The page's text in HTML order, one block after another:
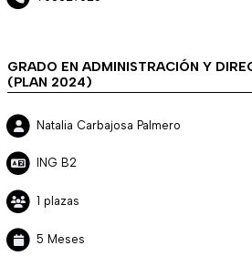
GRADO EN ADMINISTRACIÓN Y
(PLAN 2024)
Natalia Carbajosa Palmero
ING B2
1 plazas
5 Meses